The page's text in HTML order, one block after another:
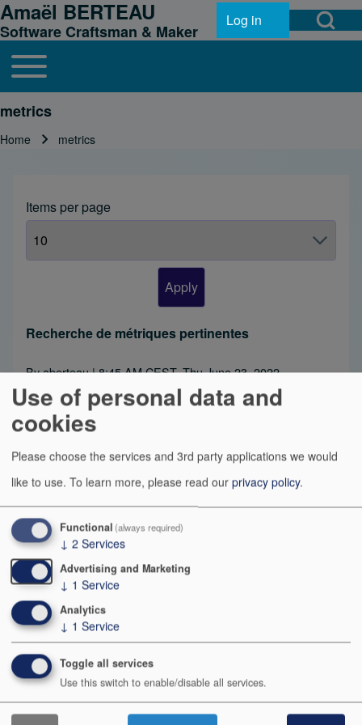
Skip to header
Skip to main navigation
Skip to main content
Skip to footer Open Search
User account menu
Log in
Amaël BERTEAU
Software Craftsman & Maker
Main navigation
Toggle main menu
metrics
Home metrics
Items per page
Recherche de métriques pertinentes
Byaberteau| 8:45 AM CEST, Thu June 23, 2022
Vous êtes à la recherche de métriques pertinentes
pour votre organisation ? 🤔
L'approche Evidence-Based Management (EBM)
devrait vous intéresser.
EBM est une approche empirique basée sur des
Use of personal data and
cookies
Please choose the services and 3rd party applications we would
like to use. To learn more, please read our privacy policy.
Functional (always required)
↓ 2 Services
Advertising and Marketing
↓ 1 Service
Analytics
↓ 1 Service
Toggle all services
Use this switch to enable/disable all services.